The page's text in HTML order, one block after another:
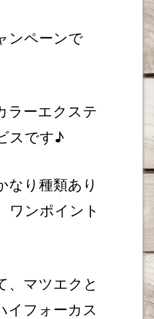
ンペーンで
ラーエクステ
スです♪
なり種類あり
ワンポイント
、マツエクと
イフォーカス